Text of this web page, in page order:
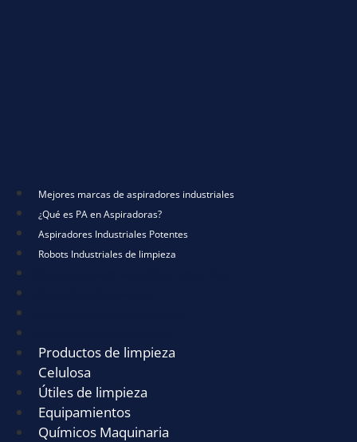
Mejores marcas de aspiradores industriales
¿Qué es PA en Aspiradoras?
Aspiradores Industriales Potentes
Robots Industriales de limpieza
Productos de limpieza
Celulosa
Útiles de limpieza
Equipamientos
Químicos Maquinaria